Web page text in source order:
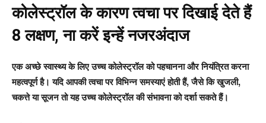
कोलेस्ट्रॉल के कारण त्वचा पर दिखाई देते हैं
8 लक्षण, ना करें इन्हें नजरअंदाज
एक अच्छे स्वास्थ्य के लिए उच्च कोलेस्ट्रॉल को पहचानना और नियंत्रित करना
महत्वपूर्ण है। यदि आपकी त्वचा पर विभिन्न समस्याएं होती हैं,जैसे कि खुजली,
चकत्ते या सूजन तो यह उच्च कोलेस्ट्रॉल की संभावना को दर्शा सकते हैं।